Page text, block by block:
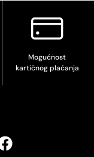
Mogućnost
kartičnog plaćanja